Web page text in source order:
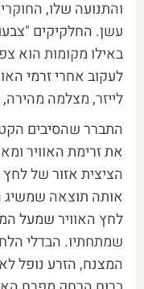
והתנועה שלו,
עשן. החלקיקים
באילו מקומות הוא
לעקוב אחרי זרמי
לייזר, מצלמה
התברר שהסיבים
את זרימת האוויר
הציצית אזור של
אותה תוצאה
לחץ האוויר שמעל
שמתחתיו. הבדלי
המצנח, הזרע נופל